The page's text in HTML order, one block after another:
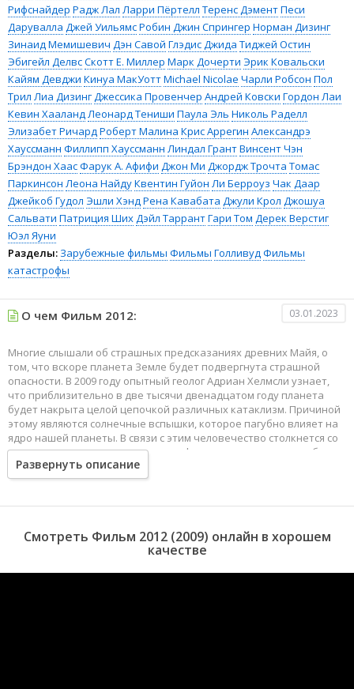
Рифснайдер Радж Лал Ларри Пёртелл Теренс ДэментПеси
Дарувалла Джей УильямсРобин Джин Спрингер Норман Дизинг
Зинаид Мемишевич Дэн Савой Глэдис Джида Тиджей Остин
Эбигейл ДелвсСкотт Е. Миллер Марк Дочерти Эрик Ковальски
Кайям Девджи Кинуа МакУоттMichael Nicolae Чарли Робсон Пол
Трил Лиа ДизингДжессика Провенчер Андрей Ковски Гордон Лаи
Кевин ХааландЛеонард Тениши Паула Эль Николь Раделл
Элизабет РичардРоберт Малина Крис Аррегин Александрэ
Хауссманн Филлипп Хауссманн Линдал ГрантВинсент Чэн
Брэндон ХаасФарук А. Афифи Джон Ми Джордж Трочта Томас
Паркинсон Леона НайдуКвентин Гуйон Ли Берроуз Чак Даар
Джейкоб Гудол Эшли ХэндРена Кавабата Джули Крол Джошуа
Сальвати Патриция ШихДэйл ТаррантГари Том Дерек Верстиг
Юэл Яуни
Разделы: Зарубежные фильмы Фильмы ГолливудФильмы
катастрофы
О чем Фильм 2012: 03.01.2023
Многие слышали об страшных предсказаниях древних Майя, о
том, что вскоре планета Земле будет подвергнута страшной
опасности. В 2009 году опытный геолог Адриан Хелмсли узнает,
что приблизительно в две тысячи двенадцатом году планета
будет накрыта целой цепочкой различных катаклизм. Причиной
этому являются солнечные вспышки, которое пагубно влияет на
ядро нашей планеты. В связи с этим человечество столкнется со
всяческими природными катастрофами, в которых выжить будет
просто невозможно. В 2010 году правительство США начинает
создание современных ковчегов, билеты на которые будут
Развернуть описание
Смотреть Фильм 2012 (2009) онлайн в хорошем
качестве